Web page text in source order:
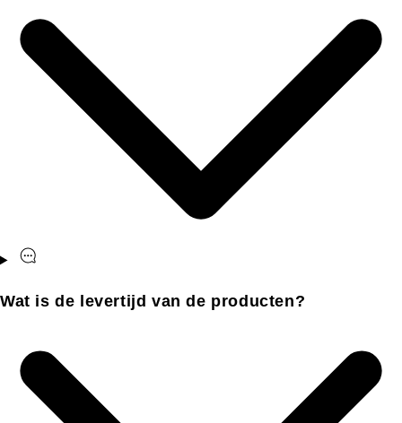
Wat is de levertijd van de producten?